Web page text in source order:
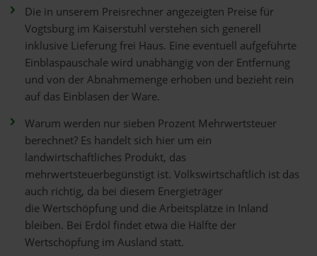
Die in unserem Preisrechner angezeigten Preise für
Vogtsburg im Kaiserstuhl verstehen sich generell
inklusive Lieferung frei Haus. Eine eventuell aufgeführte
Einblaspauschale wird unabhängig von der Entfernung
und von der Abnahmemenge erhoben und bezieht rein
auf das Einblasen der Ware.
Warum werden nur sieben Prozent Mehrwertsteuer
berechnet? Es handelt sich hier um ein
landwirtschaftliches Produkt, das
mehrwertsteuerbegünstigt ist. Volkswirtschaftlich ist das
auch richtig, da bei diesem Energieträger
die Wertschöpfung und die Arbeitsplätze in Inland
bleiben. Bei Erdöl findet etwa die Hälfte der
Wertschöpfung im Ausland statt.